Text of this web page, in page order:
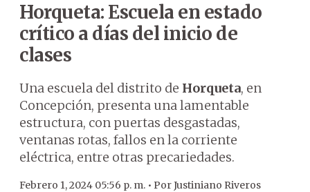
Horqueta: Escuela en estado
crítico a días del inicio de
clases
Una escuela del distrito de Horqueta, en
Concepción, presenta una lamentable
estructura, con puertas desgastadas,
ventanas rotas, fallos en la corriente
eléctrica, entre otras precariedades.
Febrero 1, 2024 05:56 p. m. • PorJustiniano Riveros